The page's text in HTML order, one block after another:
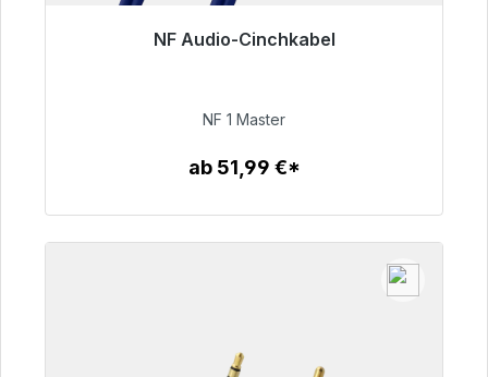
NF Audio-Cinchkabel
99,00 €
NF 1 Master
ab 51,99 €*